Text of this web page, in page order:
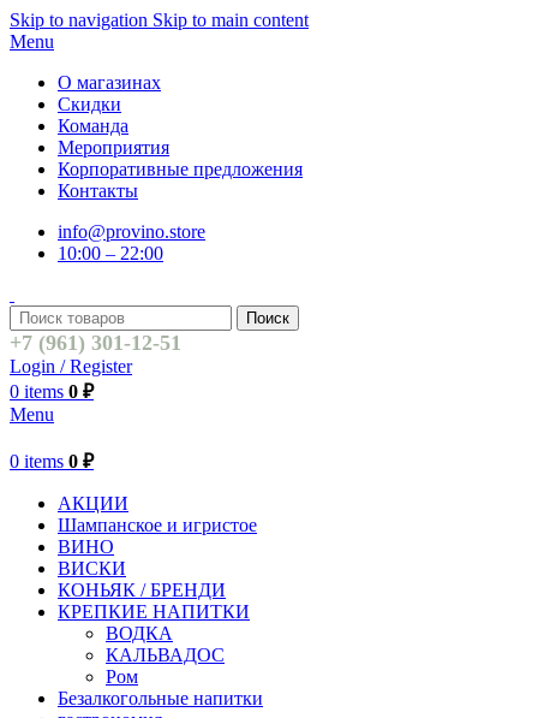
Skip to navigation Skip to main content
Menu
О магазинах
Скидки
Команда
Мероприятия
Корпоративные предложения
Контакты
info@provino.store
10:00 – 22:00
Поиск
+7 (961) 301-12-51
Login / Register
0 items 0 ₽
Menu
0 items 0 ₽
АКЦИИ
Шампанское и игристое
ВИНО
ВИСКИ
КОНЬЯК / БРЕНДИ
КРЕПКИЕ НАПИТКИ
ВОДКА
КАЛЬВАДОС
Ром
Безалкогольные напитки